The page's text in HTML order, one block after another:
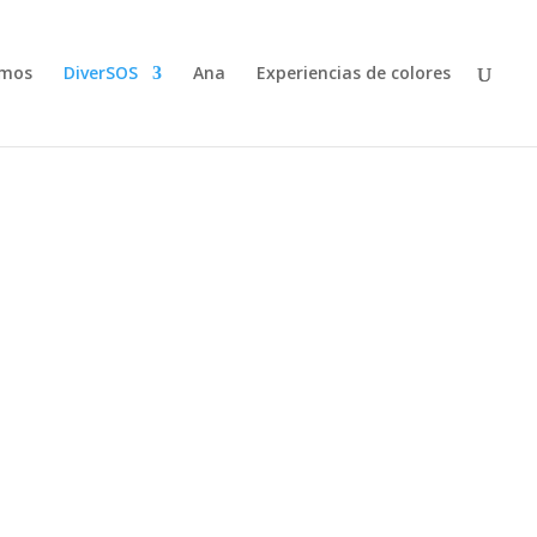
DiverSOS Ana Experiencias de colores